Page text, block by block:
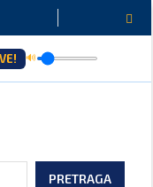
🔊
PRETRAGA